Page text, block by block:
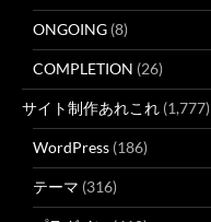
ONGOING (8)
COMPLETION (26)
サイト制作あれこれ (1,777)
WordPress (186)
テーマ (316)